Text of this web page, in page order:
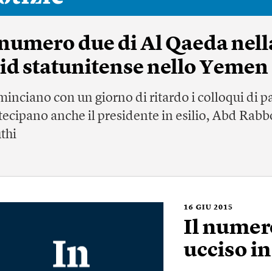
due di Al Qaeda
statunitense nello Yemen
con un giorno di ritardo i colloqui di
anche il presidente in esilio, Abd
16 GIU 2015
Il
ucciso